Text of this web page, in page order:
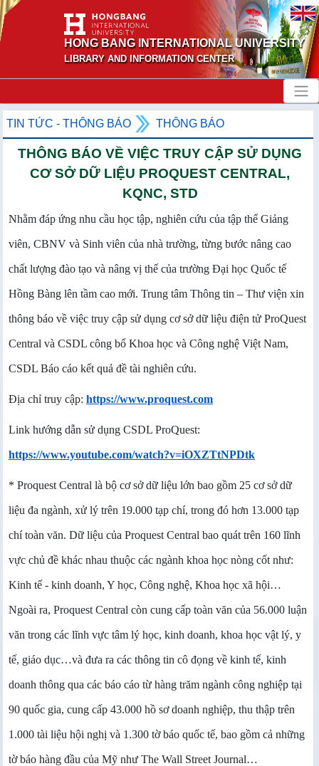
HONG BANG INTERNATIONAL UNIVERSITY
LIBRARY AND INFORMATION CENTER
TIN TỨC - THÔNG BÁO THÔNG BÁO
THÔNG BÁO VỀ VIỆC TRUY CẬP SỬ DỤNG
CƠ SỞ DỮ LIỆU PROQUEST CENTRAL,
KQNC, STD
Nhằm đáp ứng nhu cầu học tập, nghiên cứu của tập thể Giảng
viên, CBNV và Sinh viên của nhà trường, từng bước nâng cao
chất lượng đào tạo và nâng vị thế của trường Đại học Quốc tế
Hồng Bàng lên tầm cao mới. Trung tâm Thông tin – Thư viện xin
thông báo về việc truy cập sử dụng cơ sở dữ liệu điện tử ProQuest
Central và CSDL công bố Khoa học và Công nghệ Việt Nam,
CSDL Báo cáo kết quả đề tài nghiên cứu.
Địa chỉ truy cập: https://www.proquest.com
Link hướng dẫn sử dụng CSDL ProQuest:
https://www.youtube.com/watch?v=iOXZTtNPDtk
* Proquest Central là bộ cơ sở dữ liệu lớn bao gồm 25 cơ sở dữ
liệu đa ngành, xử lý trên 19.000 tạp chí, trong đó hơn 13.000 tạp
chí toàn văn. Dữ liệu của Proquest Central bao quát trên 160 lĩnh
vực chủ đề khác nhau thuộc các ngành khoa học nòng cốt như:
Kinh tế - kinh doanh, Y học, Công nghệ, Khoa học xã hội…
Ngoài ra, Proquest Central còn cung cấp toàn văn của 56.000 luận
văn trong các lĩnh vực tâm lý học, kinh doanh, khoa học vật lý, y
tế, giáo dục…và đưa ra các thông tin cô đọng về kinh tế, kinh
doanh thông qua các báo cáo từ hàng trăm ngành công nghiệp tại
90 quốc gia, cung cấp 43.000 hồ sơ doanh nghiệp, thu thập trên
1.000 tài liệu hội nghị và 1.300 tờ báo quốc tế, bao gồm cả những
tờ báo hàng đầu của Mỹ như The Wall Street Journal…